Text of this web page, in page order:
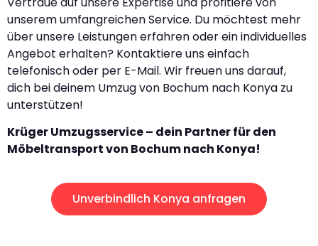
unserem umfangreichen Service. Du möchtest mehr
über unsere Leistungen erfahren oder ein individuelles
Angebot erhalten? Kontaktiere uns einfach
telefonisch oder per E-Mail. Wir freuen uns darauf,
dich bei deinem Umzug von Bochum nach Konya zu
unterstützen!
Krüger Umzugsservice – dein Partner für den
Möbeltransport von Bochum nach Konya!
Unverbindlich Konya anfragen